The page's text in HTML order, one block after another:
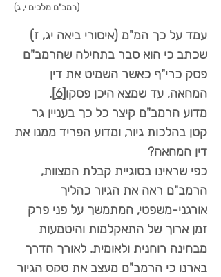
(רמב"ם מלכים י, ג)
עמד על כך המ"מ (איסורי ביאה יג, ז)
שכתב כי הוא סבר בתחילה שהרמב"ם
פסק כרי"ף כאשר השמיט את דין
המחאה, עד שמצא היכן פסקו [6]
.
מדוע הרמב"ם קיצר כל כך בעניין גר
קטן בהלכות גיור, ומדוע הפריד ממנו את
דין המחאה?
כפי שראינו בסוגיית קבלת המצוות,
הרמב"ם ראה את הגיור כהליך
אורגני-משפטי, המתמשך על פני פרק
זמן ארוך של התאקלמות והיטמעות
מבחינה רוחנית ולאומית. לאורך הדרך
בארנו כי הרמב"ם מעצב את טקס הגיור